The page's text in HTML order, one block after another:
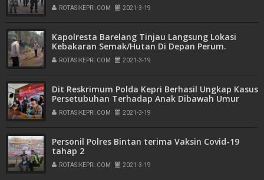
ROTASIKEPRI.COM 2021-3-19
Kapolresta Barelang Tinjau Langsung Lokasi
Kebakaran Semak/Hutan Di Depan Perum.
Meditaerania, Kel. Baloi
ROTASIKEPRI.COM 2021-3-19
Dit Reskrimum Polda Kepri Berhasil Ungkap Kasus
Persetubuhan Terhadap Anak Dibawah Umur
ROTASIKEPRI.COM 2021-3-19
Personil Polres Bintan terima Vaksin Covid-19
tahap 2
ROTASIKEPRI.COM 2021-3-19